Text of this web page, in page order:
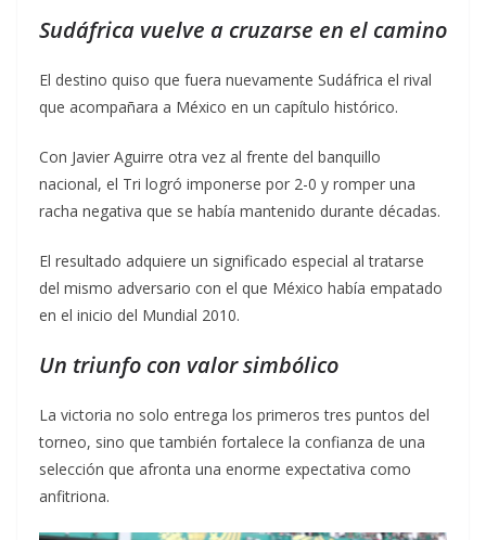
Sudáfrica vuelve a cruzarse en el camino
El destino quiso que fuera nuevamente Sudáfrica el rival
que acompañara a México en un capítulo histórico.
Con Javier Aguirre otra vez al frente del banquillo
nacional, el Tri logró imponerse por 2-0 y romper una
racha negativa que se había mantenido durante décadas.
El resultado adquiere un significado especial al tratarse
del mismo adversario con el que México había empatado
en el inicio del Mundial 2010.
Un triunfo con valor simbólico
La victoria no solo entrega los primeros tres puntos del
torneo, sino que también fortalece la confianza de una
selección que afronta una enorme expectativa como
anfitriona.